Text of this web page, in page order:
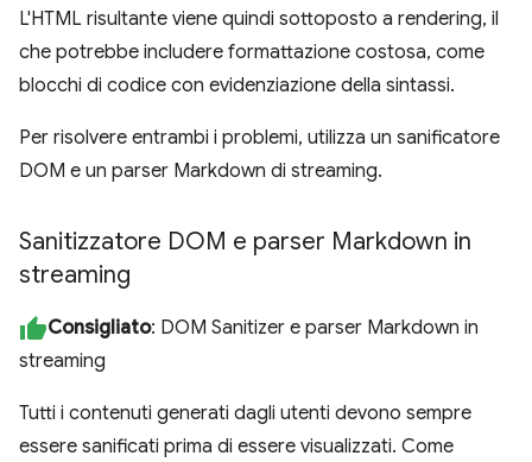
L'HTML risultante viene quindi sottoposto a rendering, il
che potrebbe includere formattazione costosa, come
blocchi di codice con evidenziazione della sintassi.
Per risolvere entrambi i problemi, utilizza un sanificatore
DOM e un parser Markdown di streaming.
Sanitizzatore DOM e parser Markdown in
streaming
Consigliato: DOM Sanitizer e parser Markdown in
streaming
Tutti i contenuti generati dagli utenti devono sempre
essere sanificati prima di essere visualizzati. Come